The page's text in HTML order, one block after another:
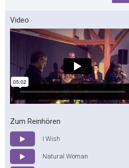
Video
Zum Reinhören
I Wish
Natural Woman